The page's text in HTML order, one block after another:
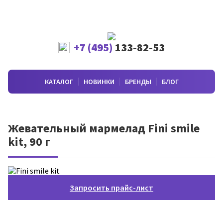
+7 (495) 133-82-53
КАТАЛОГ НОВИНКИ БРЕНДЫ БЛОГ
Жевательный мармелад Fini smile
kit, 90 г
Запросить прайс-лист